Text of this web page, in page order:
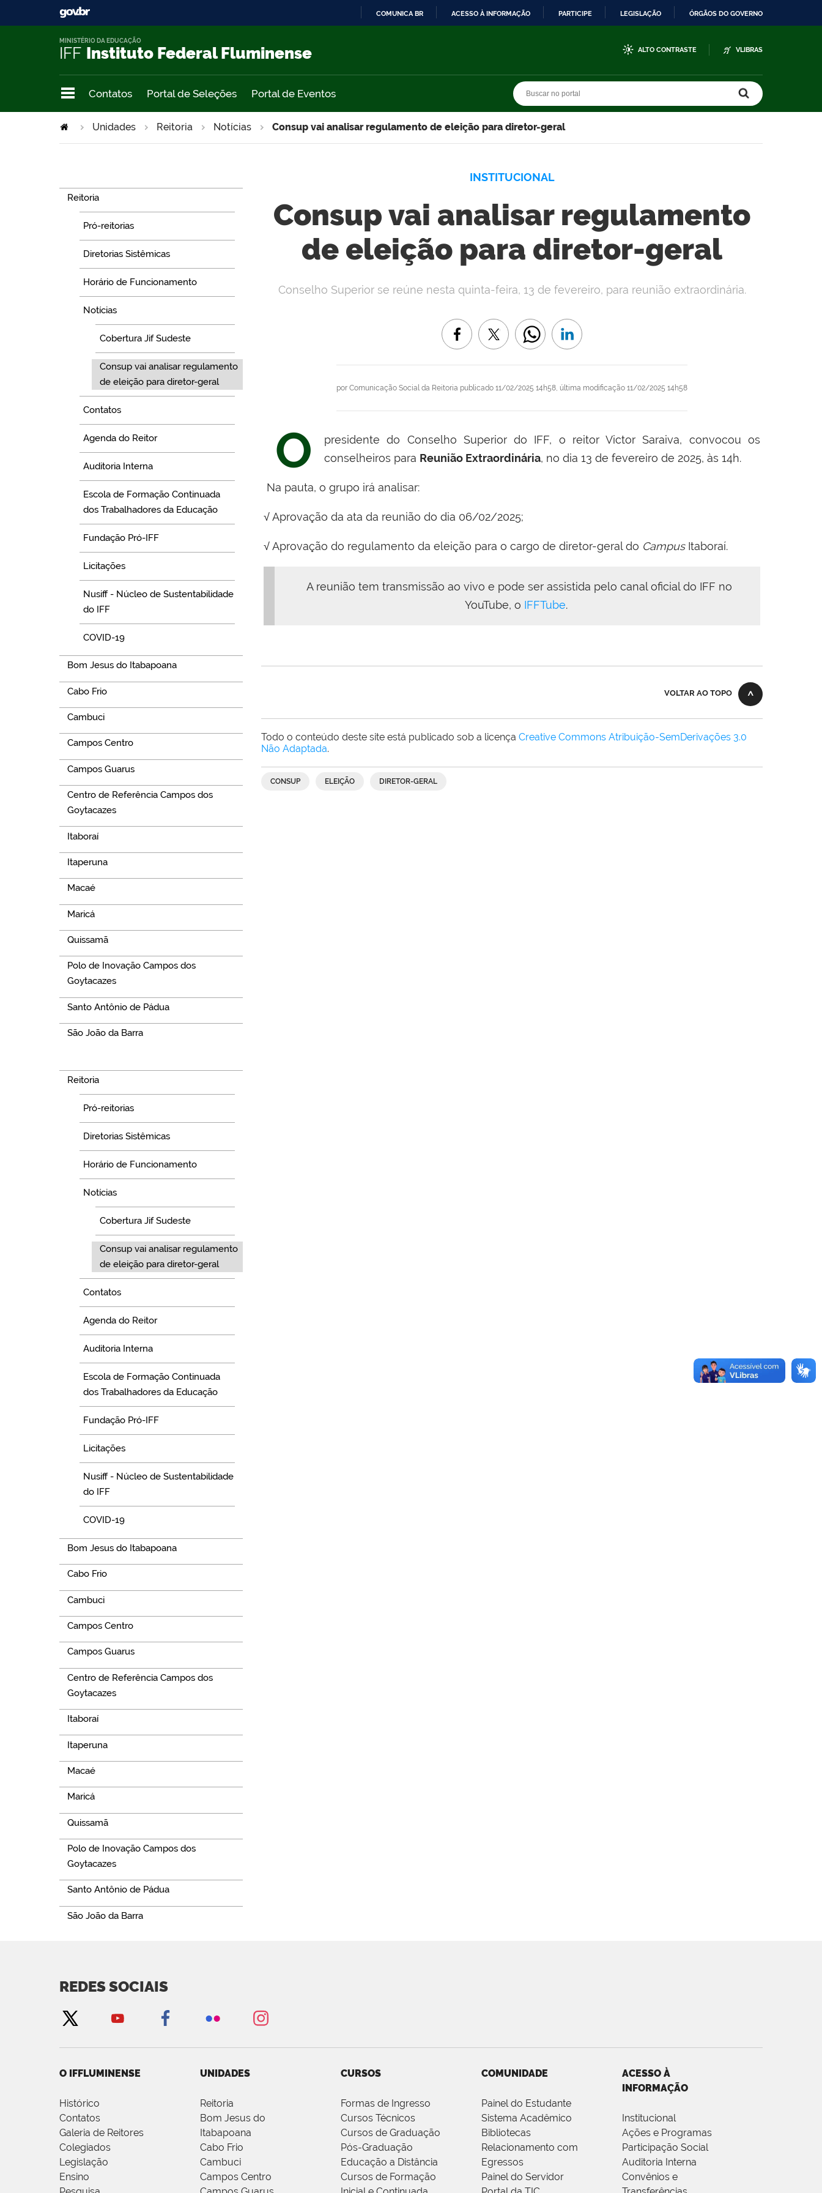
COMUNICA BR ACESSO À INFORMAÇÃO PARTICIPE LEGISLAÇÃO ÓRGÃOS DO GOVERNO
IFF Instituto Federal Fluminense
MINISTÉRIO DA EDUCAÇÃO
ALTO CONTRASTE VLIBRAS
Contatos Portal de Seleções Portal de Eventos
Unidades Reitoria Notícias Consup vai analisar regulamento de eleição para diretor-geral
Reitoria
Pró-reitorias
Diretorias Sistêmicas
Horário de Funcionamento
Notícias
Cobertura Jif Sudeste
Consup vai analisar regulamento
de eleição para diretor-geral
Contatos
Agenda do Reitor
Auditoria Interna
Escola de Formação Continuada
dos Trabalhadores da Educação
Fundação Pró-IFF
Licitações
Nusiff - Núcleo de Sustentabilidade
do IFF
COVID-19
Bom Jesus do Itabapoana
Cabo Frio
Cambuci
Campos Centro
Campos Guarus
Centro de Referência Campos dos
Goytacazes
Itaboraí
Itaperuna
Macaé
Maricá
Quissamã
Polo de Inovação Campos dos
Goytacazes
Santo Antônio de Pádua
São João da Barra
Reitoria
Pró-reitorias
Diretorias Sistêmicas
Horário de Funcionamento
Notícias
Cobertura Jif Sudeste
Consup vai analisar regulamento
de eleição para diretor-geral
Contatos
Agenda do Reitor
Auditoria Interna
Escola de Formação Continuada
dos Trabalhadores da Educação
Fundação Pró-IFF
Licitações
Nusiff - Núcleo de Sustentabilidade
do IFF
COVID-19
Bom Jesus do Itabapoana
Cabo Frio
Cambuci
Campos Centro
Campos Guarus
Centro de Referência Campos dos
Goytacazes
Itaboraí
Itaperuna
Macaé
Maricá
Quissamã
Polo de Inovação Campos dos
Goytacazes
Santo Antônio de Pádua
São João da Barra
INSTITUCIONAL
Consup vai analisar regulamento
de eleição para diretor-geral
por Comunicação Social da Reitoria publicado 11/02/2025 14h58, última modificação 11/02/2025 14h58
Conselho Superior se reúne nesta quinta-feira, 13 de fevereiro, para reunião extraordinária.
O
presidente do Conselho Superior do IFF, o reitor Victor Saraiva, convocou os
conselheiros para Reunião Extraordinária, no dia 13 de fevereiro de 2025, às 14h.
Na pauta, o grupo irá analisar:
√ Aprovação da ata da reunião do dia 06/02/2025;
√ Aprovação do regulamento da eleição para o cargo de diretor-geral do CampusItaboraí.
A reunião tem transmissão ao vivo e pode ser assistida pelo canal oficial do IFF no
YouTube, o IFFTube.
VOLTAR AO TOPO
Todo o conteúdo deste site está publicado sob a licença Creative Commons Atribuição-SemDerivações 3.0
Não Adaptada.
CONSUP ELEIÇÃO DIRETOR-GERAL
REDES SOCIAIS
O IFFLUMINENSE
Histórico
Contatos
Galeria de Reitores
Colegiados
Legislação
Ensino
UNIDADES
Reitoria
Bom Jesus do
Itabapoana
Cabo Frio
Cambuci
Campos Centro
CURSOS
Formas de Ingresso
Cursos Técnicos
Cursos de Graduação
Pós-Graduação
Educação a Distância
Cursos de Formação
COMUNIDADE
Painel do Estudante
Sistema Acadêmico
Bibliotecas
Relacionamento com
Egressos
Painel do Servidor
ACESSO À
INFORMAÇÃO
Institucional
Ações e Programas
Participação Social
Auditoria Interna
Convênios e